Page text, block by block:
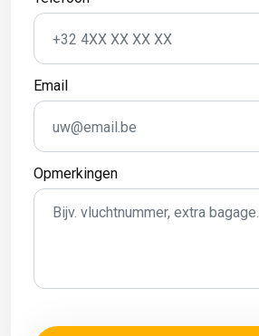
Email
Opmerkingen